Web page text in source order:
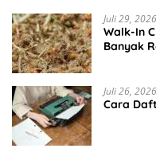
Juli 29, 2026
Walk-In
Banyak
Juli 26, 2026
Cara